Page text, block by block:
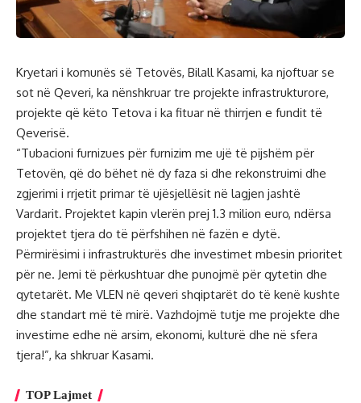
Kryetari i komunës së Tetovës, Bilall Kasami, ka njoftuar se
sot në Qeveri, ka nënshkruar tre projekte infrastrukturore,
projekte që këto Tetova i ka fituar në thirrjen e fundit të
Qeverisë.
“Tubacioni furnizues për furnizim me ujë të pijshëm për
Tetovën, që do bëhet në dy faza si dhe rekonstruimi dhe
zgjerimi i rrjetit primar të ujësjellësit në lagjen jashtë
Vardarit. Projektet kapin vlerën prej 1.3 milion euro, ndërsa
projektet tjera do të përfshihen në fazën e dytë.
Përmirësimi i infrastrukturës dhe investimet mbesin prioritet
për ne. Jemi të përkushtuar dhe punojmë për qytetin dhe
qytetarët. Me VLEN në qeveri shqiptarët do të kenë kushte
dhe standart më të mirë. Vazhdojmë tutje me projekte dhe
investime edhe në arsim, ekonomi, kulturë dhe në sfera
tjera!”, ka shkruar Kasami.
TOP Lajmet